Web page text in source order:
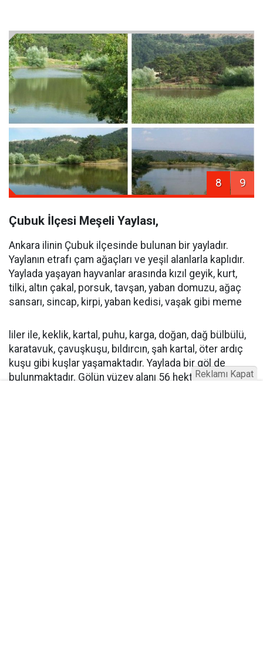
8 9
Çubuk İlçesi Meşeli Yaylası,
Ankara ilinin Çubuk ilçesinde bulunan bir yayladır.
Yaylanın etrafı çam ağaçları ve yeşil alanlarla kaplıdır.
Yaylada yaşayan hayvanlar arasında kızıl geyik, kurt,
tilki, altın çakal, porsuk, tavşan, yaban domuzu, ağaç
sansarı, sincap, kirpi, yaban kedisi, vaşak gibi meme
liler ile, keklik, kartal, puhu, karga, doğan, dağ bülbülü,
karatavuk, çavuşkuşu, bıldırcın, şah kartal, öter ardıç
kuşu gibi kuşlar yaşamaktadır. Yaylada bir göl de
bulunmaktadır. Gölün yüzey alanı 56 hektar, ortalama
Reklamı Kapat